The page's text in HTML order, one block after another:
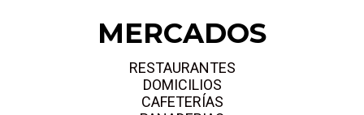
MERCADOS
RESTAURANTES
DOMICILIOS
CAFETERÍAS